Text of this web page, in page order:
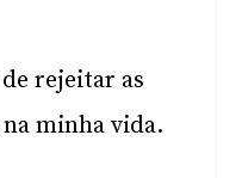
rejeitar as
minha vida.